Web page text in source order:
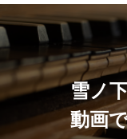
雪ノ
動画